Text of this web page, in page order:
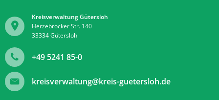
Kreisverwaltung Gütersloh
Herzebrocker Str. 140
33334Gütersloh
+49 5241 85-0
kreisverwaltung@kreis-guetersloh.de